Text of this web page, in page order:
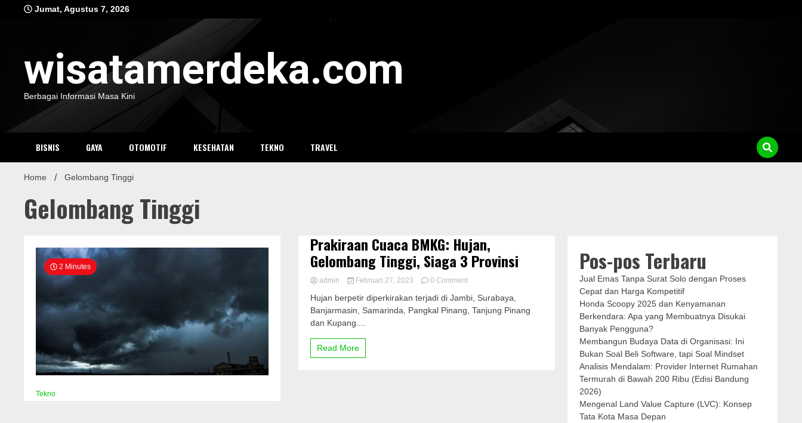
Jumat, Agustus 7, 2026
wisatamerdeka.com
Berbagai Informasi Masa Kini
BISNIS GAYA OTOMOTIF KESEHATAN TEKNO TRAVEL
Home Gelombang Tinggi
Gelombang Tinggi
2 Minutes
Tekno
Prakiraan Cuaca BMKG: Hujan,
Gelombang Tinggi, Siaga 3 Provinsi
admin Februari 27, 2023 0 Commenton
Cuaca
BMKG:
Hujan berpetir diperkirakan terjadi di Jambi, Surabaya,
Banjarmasin, Samarinda, Pangkal Pinang, Tanjung Pinang
dan Kupang....
Read More
Pos-pos Terbaru
Jual Emas Tanpa Surat Solo dengan Proses
Cepat dan Harga Kompetitif
Honda Scoopy 2025 dan Kenyamanan
Berkendara: Apa yang Membuatnya Disukai
Banyak Pengguna?
Membangun Budaya Data di Organisasi: Ini
Bukan Soal Beli Software, tapi Soal Mindset
Analisis Mendalam: Provider Internet Rumahan
Termurah di Bawah 200 Ribu (Edisi Bandung
2026)
Mengenal Land Value Capture (LVC): Konsep
Tata Kota Masa Depan